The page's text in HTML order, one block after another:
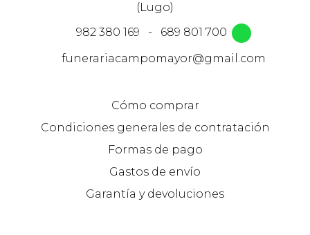
(Lugo)
982 380 169
-
689 801 700
funerariacampomayor@gmail.com
Cómo comprar
Condiciones generales de contratación
Formas de pago
Gastos de envío
Garantía y devoluciones